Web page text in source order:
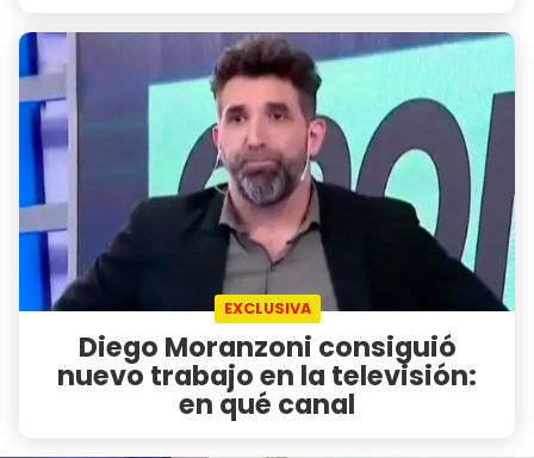
EXCLUSIVA
Diego Moranzoni consiguió
nuevo trabajo en la televisión:
en qué canal